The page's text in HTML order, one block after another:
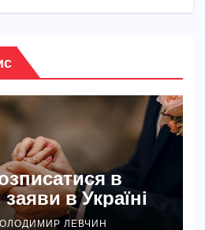
в
в Україні
ЛЕВЧИН